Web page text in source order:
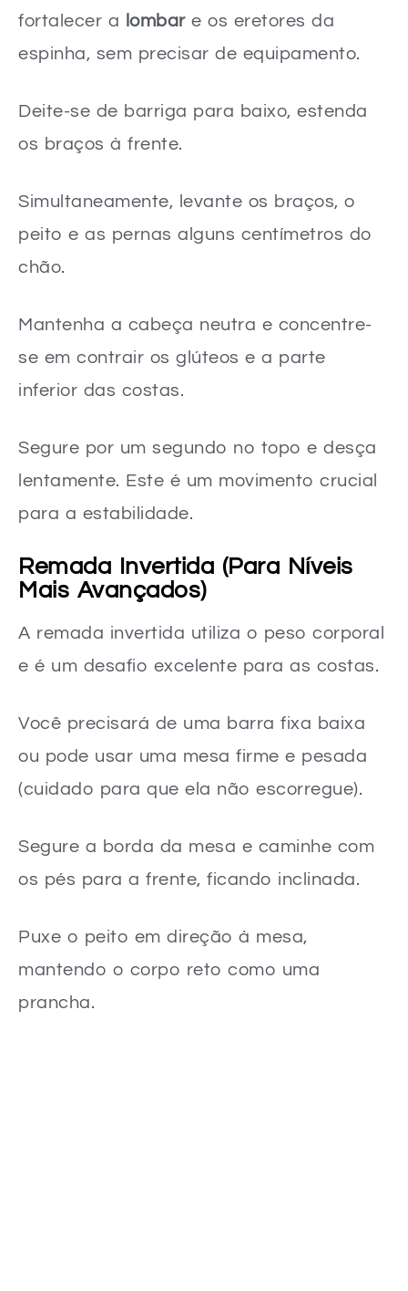
fortalecer a lombare os eretores da
espinha, sem precisar de equipamento.
Deite-se de barriga para baixo, estenda
os braços à frente.
Simultaneamente, levante os braços, o
peito e as pernas alguns centímetros do
chão.
Mantenha a cabeça neutra e concentre-
se em contrair os glúteos e a parte
inferior das costas.
Segure por um segundo no topo e desça
lentamente. Este é um movimento crucial
para a estabilidade.
Remada Invertida (Para Níveis
Mais Avançados)
A remada invertida utiliza o peso corporal
e é um desafio excelente para as costas.
Você precisará de uma barra fixa baixa
ou pode usar uma mesa firme e pesada
(cuidado para que ela não escorregue).
Segure a borda da mesa e caminhe com
os pés para a frente, ficando inclinada.
Puxe o peito em direção à mesa,
mantendo o corpo reto como uma
prancha.